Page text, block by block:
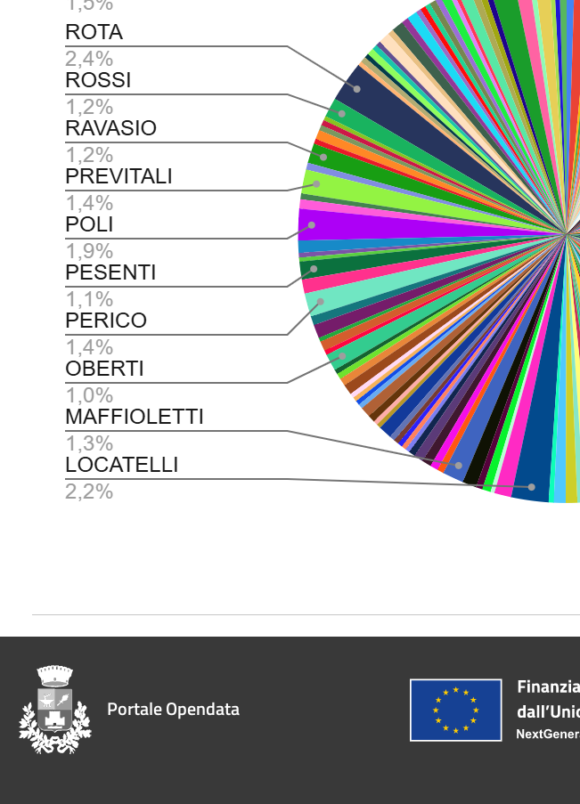
Portale Opendata